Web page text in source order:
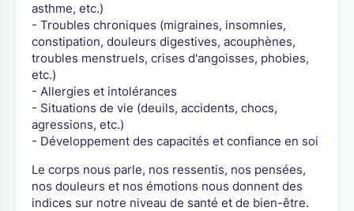
asthme, etc.)
- Troubles chroniques (migraines, insomnies,
constipation, douleurs digestives, acouphènes,
troubles menstruels, crises d'angoisses, phobies,
etc.)
- Allergies et intolérances
- Situations de vie (deuils, accidents, chocs,
agressions, etc.)
- Développement des capacités et confiance en soi
Le corps nous parle, nos ressentis, nos pensées,
nos douleurs et nos émotions nous donnent des
indices sur notre niveau de santé et de bien-être.